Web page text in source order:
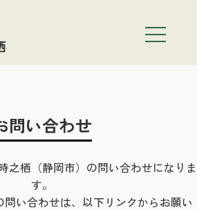
問い合わせ
之栖（静岡市）の問い合わせになりま
す。
い合わせは、以下リンクからお願い